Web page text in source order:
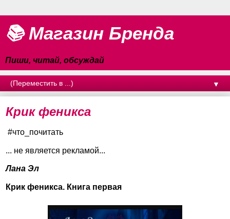
📚 Магазин Бренда
Пиши, читай, обсуждай
▼
Крик феникса
#что_почитать
... не является рекламой...
Лана Эл
Крик феникса. Книга первая